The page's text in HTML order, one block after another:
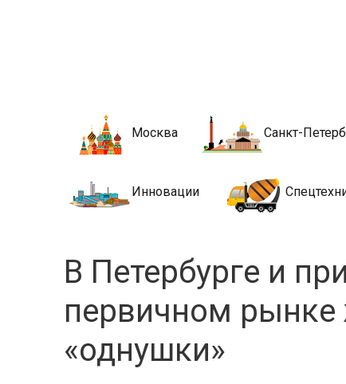
Новости
Москва Санкт-
Инновации
В Петербурге и
первичном рынке
«однушки»